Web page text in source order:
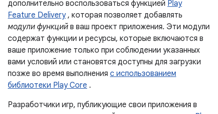
дополнительно воспользоваться функцией Play
Feature Delivery, которая позволяет добавлять
модули функций в ваш проект приложения. Эти модули
содержат функции и ресурсы, которые включаются в
ваше приложение только при соблюдении указанных
вами условий или становятся доступны для загрузки
позже во время выполнения с использованием
библиотеки Play Core .
Разработчики игр, публикующие свои приложения в